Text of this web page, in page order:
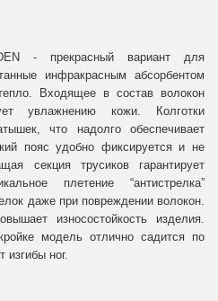
- прекрасный вариант для
инфракрасным абсорбентом
Входящее в состав волокон
увлажнению кожи. Колготки
что надолго обеспечивает
пояс удобно фиксируется и не
секция трусиков гарантирует
плетение “антистрелка”
даже при повреждении волокон.
износостойкость изделия.
модель отлично садится по
изгибы ног.